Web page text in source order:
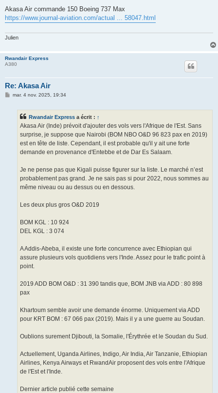
s
a
Akasa Air commande 150 Boeing 737 Max
https://www.journal-aviation.com/actual ... 58047.html
Julien
Rwandair Express
A380
Re: Akasa Air
Mmar. 4 nov. 2025, 19:34
Rwandair Express a écrit : ↑
Akasa Air (Inde) prévoit d'ajouter des vols vers l'Afrique de l'Est. Sans
surprise, je suppose que Nairobi (BOM NBO O&D 96 823 pax en 2019)
est en tête de liste. Cependant, il est probable qu'il y ait une forte
demande en provenance d'Entebbe et de Dar Es Salaam.
Je ne pense pas que Kigali puisse figurer sur la liste. Le marché n’est
probablement pas grand. Je ne sais pas si pour 2022, nous sommes au
même niveau ou au dessus ou en dessous.
Les deux plus gros O&D 2019
BOM KGL : 10 924
DEL KGL : 3 074
A Addis-Abeba, il existe une forte concurrence avec Ethiopian qui
assure plusieurs vols quotidiens vers l'Inde. Assez pour le trafic point à
point.
2019 ADD BOM O&D : 31 390 tandis que, BOM JNB via ADD : 80 898
pax
Khartoum semble avoir une demande énorme. Uniquement via ADD
pour KRT BOM : 67 066 pax (2019). Mais il y a une guerre au Soudan.
Oublions surement Djibouti, la Somalie, l'Érythrée et le Soudan du Sud.
Actuellement, Uganda Airlines, Indigo, Air India, Air Tanzanie, Ethiopian
Airlines, Kenya Airways et RwandAir proposent des vols entre l'Afrique
de l'Est et l'Inde.
Dernier article publié cette semaine